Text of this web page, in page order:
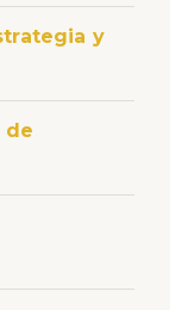
y
de